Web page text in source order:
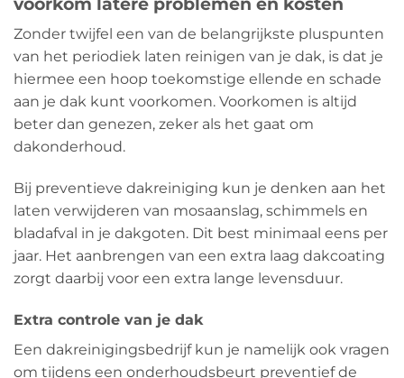
Zonder twijfel een van de belangrijkste pluspunten
van het periodiek laten reinigen van je dak, is dat je
hiermee een hoop toekomstige ellende en schade
aan je dak kunt voorkomen. Voorkomen is altijd
beter dan genezen, zeker als het gaat om
dakonderhoud.
Bij preventieve dakreiniging kun je denken aan het
laten verwijderen van mosaanslag, schimmels en
bladafval in je dakgoten. Dit best minimaal eens per
jaar. Het aanbrengen van een extra laag dakcoating
zorgt daarbij voor een extra lange levensduur.
Extra controle van je dak
Een dakreinigingsbedrijf kun je namelijk ook vragen
om tijdens een onderhoudsbeurt preventief de